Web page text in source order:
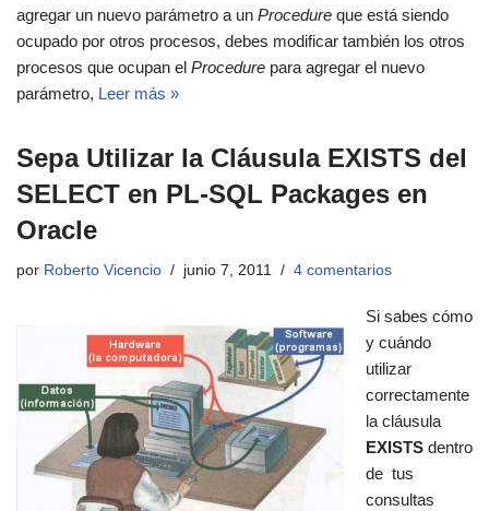
agregar un nuevo parámetro a un Procedure que está siendo
ocupado por otros procesos, debes modificar también los otros
procesos que ocupan el Procedure para agregar el nuevo
parámetro, Leer más »
Sepa Utilizar la Cláusula EXISTS del
SELECT en PL-SQL Packages en
Oracle
por Roberto Vicencio junio 7, 2011 4 comentarios
Si sabes cómo
y cuándo
utilizar
correctamente
la cláusula
EXISTS dentro
de tus
consultas